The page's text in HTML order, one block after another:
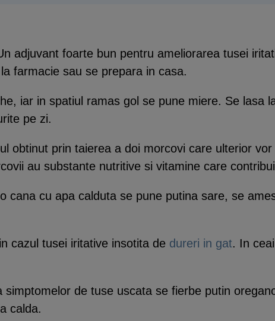
adjuvant foarte bun pentru ameliorarea tusei
farmacie sau se prepara in casa.
iar in spatiul ramas gol se pune miere. Se lasa
pe zi.
obtinut prin taierea a doi morcovi care ulterior
au substante nutritive si vitamine care
cana cu apa calduta se pune putina sare, se
cazul tusei iritative insotita de dureri in gat. In
simptomelor de tuse uscata se fierbe putin
calda.